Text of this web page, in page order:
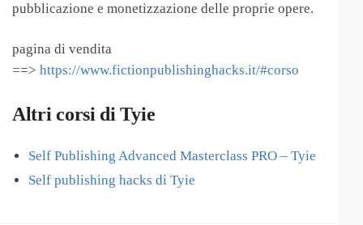
pubblicazione e monetizzazione delle proprie opere.
pagina di vendita
==> https://www.fictionpublishinghacks.it/#corso
Altri corsi di Tyie
Self Publishing Advanced Masterclass PRO – Tyie
Self publishing hacks di Tyie